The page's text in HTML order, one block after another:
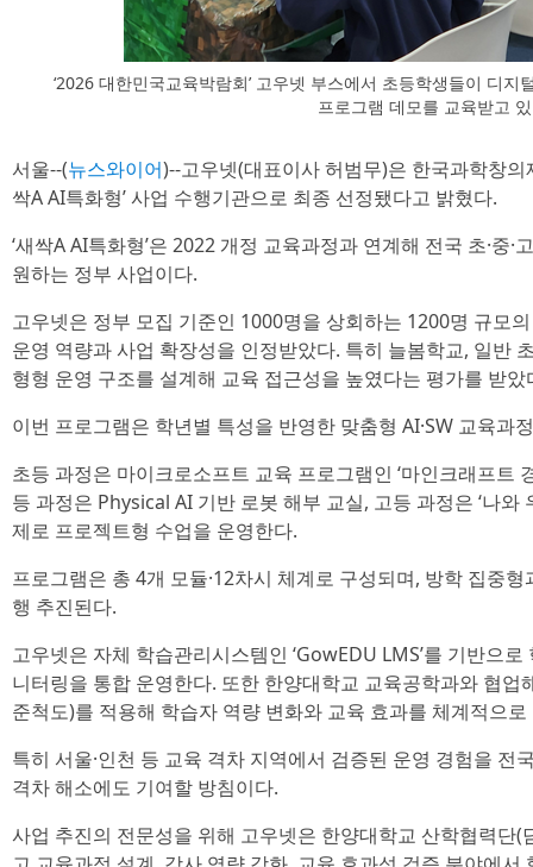
‘2026 대한민국교육박람회’ 고우넷 부스에서 초등학생들이 디
프로그램 데모를 교육받고
서울--(뉴스와이어)--고우넷(대표이사 허범무)은 한국과학창
싹A AI특화형’ 사업 수행기관으로 최종 선정됐다고 밝혔다.
‘새싹A AI특화형’은 2022 개정 교육과정과 연계해 전국 초·중·
원하는 정부 사업이다.
고우넷은 정부 모집 기준인 1000명을 상회하는 1200명 규모
운영 역량과 사업 확장성을 인정받았다. 특히 늘봄학교, 일반
형형 운영 구조를 설계해 교육 접근성을 높였다는 평가를 받았
이번 프로그램은 학년별 특성을 반영한 맞춤형 AI·SW 교육과
초등 과정은 마이크로소프트 교육 프로그램인 ‘마인크래프트
등 과정은 Physical AI 기반 로봇 해부 교실, 고등 과정은 ‘나와
제로 프로젝트형 수업을 운영한다.
프로그램은 총 4개 모듈·12차시 체계로 구성되며, 방학 집중
행 추진된다.
고우넷은 자체 학습관리시스템인 ‘GowEDU LMS’를 기반으
니터링을 통합 운영한다. 또한 한양대학교 교육공학과와 협업
준척도)를 적용해 학습자 역량 변화와 교육 효과를 체계적으
특히 서울·인천 등 교육 격차 지역에서 검증된 운영 경험을 전
격차 해소에도 기여할 방침이다.
사업 추진의 전문성을 위해 고우넷은 한양대학교 산학협력단